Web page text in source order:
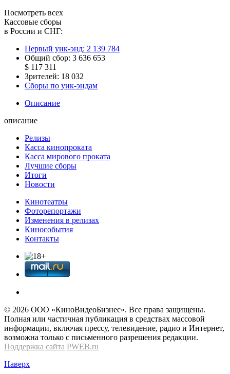
Посмотреть всех
Кассовые сборы
в России и СНГ:
Первый уик-энд: 2 139 784
Общий сбор: 3 636 653
$ 117 311
Зрителей: 18 032
Сборы по уик-эндам
Описание
описание
Релизы
Касса кинопроката
Касса мирового проката
Лучшие сборы
Итоги
Новости
Кинотеатры
Фоторепортажи
Изменения в релизах
Кинособытия
Контакты
© 2026 OOО «КиноВидеоБизнес». Все права защищены.
Полная или частичная публикация в средствах массовой
информации, включая прессу, телевидение, радио и Интернет,
возможна только с письменного разрешения редакции.
Поддержка сайта PWEB.ru
Наверх